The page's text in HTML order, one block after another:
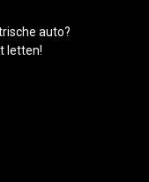
auto?
letten!